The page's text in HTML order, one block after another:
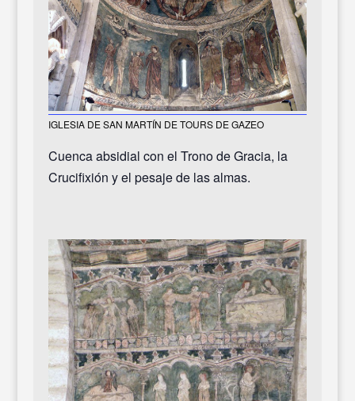
IGLESIA DE SAN MARTÍN DE TOURS DE GAZEO
Cuenca absidial con el Trono de Gracia, la
Crucifixión y el pesaje de las almas.